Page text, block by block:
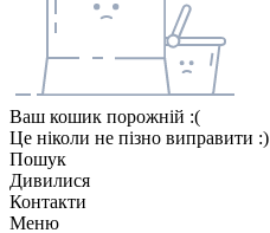
Ваш кошик порожній :(
Це ніколи не пізно виправити :)
Пошук
Дивилися
Контакти
Меню